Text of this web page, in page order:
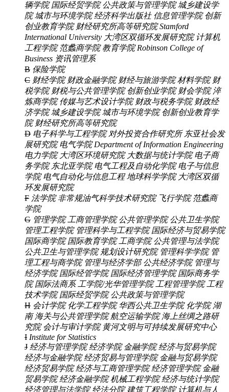
辆学院 国际经贸学院 公共政策与管理学院 城乡建设学
院 城市与环境学院 经济科学出版社 信息管理学院 创新
创业教育学院 财经研究所高等研究院 Stamford
International University 大湾区双循环发展研究院 计算机
工程学院 范蠡商学院 教育学院 Robinson College of
Business 资讯管理系
B 保险学院
C 财经学院 财政金融学院 财经与旅游学院 材料学院 财
税学院 财税与公共管理学院 创新创业学院 财会学院 淬
炼商学院 传媒与艺术设计学院 财政与税务学院 财政经
济学院 城乡建设学院 城市与环境学院 创新创业教育学
院 财经研究所高等研究院
D 电子科学与工程学院 对外投资合作研究所 东亚社会发
展研究院 电气学院 Department of Information Engineering
电力学院 大湾区环境研究院 大数据与统计学院 电子商
务学院 东北亚学院 电气工程及自动化学院 电子与信息
学院 电气自动化与信息工程 地球科学学院 大湾区双循
环发展研究院
F 法学院 非常规油气科学技术研究院 飞行学院 范蠡商
学院
G 管理学院 工商管理学院 公共管理学院 公共卫生学院
管理工程学院 管理科学与工程学院 国际经济与贸易学院
国际商学院 国际教育学院 工商学院 公共管理与法学院
公共卫生与管理学院 规划设计研究院 管理科学学院 管
理工程与商学院 管理与经济学部 公共经济学院 管理与
经济学院 国际经管学院 国际经济管理学院 国际商务学
院 国际法商系 工学院/光华管理学院 工程管理学院 工程
技术学院 国际经贸学院 公共政策与管理学院
H 会计学院 化学工程学院 华西公共卫生学院 化学院 湖
南 海关与公共管理学院 航空运输学院 海上丝绸之路研
究院 会计与审计学院 黄河文明与可持续发展研究中心
I Institute for Statistics
J 经济与管理学院 经济学院 金融学院 经济与贸易学院
经济与金融学院 经济贸易与管理学院 金融与贸易学院
经济贸易学院 经济与工商管理学院 经济管理学院 金融
贸易学院 经济金融学院 机械工程学院 经济与统计学院
经济管理与法学院 经法分院 建筑工程学院 计算机与人